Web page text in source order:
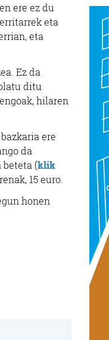
ere ez du
eta
eta
Ez da
ditu
hilaren
ere
da
beteta (klik
15 euro.
honen